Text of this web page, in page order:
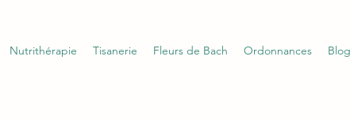
Nutrithérapie Tisanerie Fleurs de Bach Ordonnances Blog